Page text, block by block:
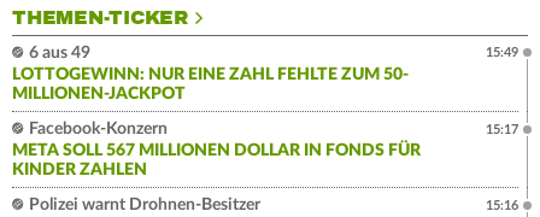
THEMEN-TICKER
6 aus 49
LOTTOGEWINN: NUR EINE ZAHL FEHLTE ZUM 50-
MILLIONEN-JACKPOT
15:49
Facebook-Konzern
META SOLL 567 MILLIONEN DOLLAR IN FONDS FÜR
KINDER ZAHLEN
15:17
Polizei warnt Drohnen-Besitzer
15:16